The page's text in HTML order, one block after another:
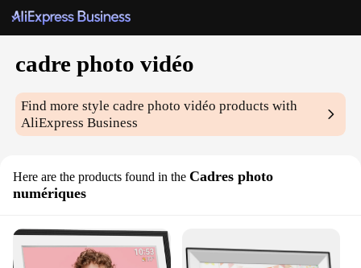
cadre photo vidéo
Find more stylecadre photo vidéo products with
AliExpress Business
Here are the products found in the Cadres photo
numériques